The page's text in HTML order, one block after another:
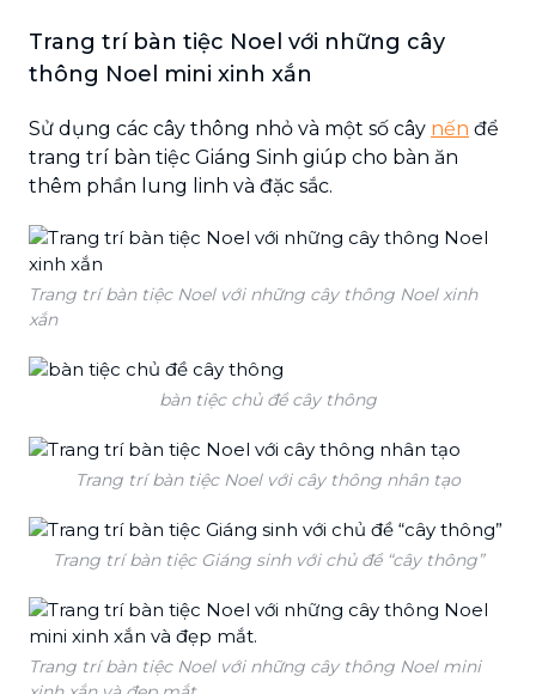
Trang trí bàn tiệc Noel với những cây
thông Noel mini xinh xắn
Sử dụng các cây thông nhỏ và một số cây nến để
trang trí bàn tiệc Giáng Sinh giúp cho bàn ăn
thêm phần lung linh và đặc sắc.
Trang trí bàn tiệc Noel với những cây thông Noel xinh
xắn
bàn tiệc chủ đề cây thông
Trang trí bàn tiệc Noel với cây thông nhân tạo
Trang trí bàn tiệc Giáng sinh với chủ đề “cây thông”
Trang trí bàn tiệc Noel với những cây thông Noel mini